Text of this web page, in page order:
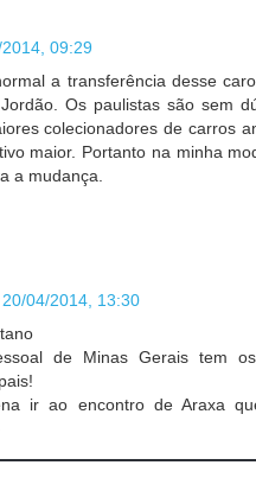
09:29
a transferência desse
Os paulistas são sem
colecionadores de carros
maior. Portanto na minha
a mudança.
20/04/2014, 13:30
de Minas Gerais tem
ir ao encontro de Araxa